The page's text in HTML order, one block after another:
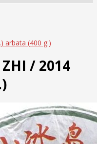
arbata (400 g.)
/ 2014